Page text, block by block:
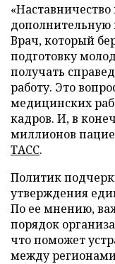
дополнительную
Врач, который
подготовку
получать
работу. Это
медицинских
кадров. И, в
миллионов
ТАСС.
Политик
утверждения
По ее мнению,
порядок
что поможет
между